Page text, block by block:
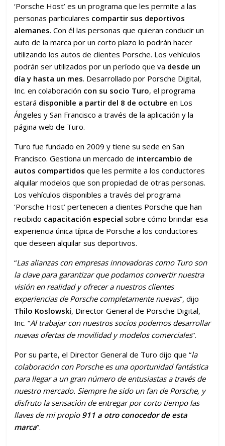
‘Porsche Host’ es un programa que les permite a las
personas particulares compartir sus deportivos
alemanes. Con él las personas que quieran conducir un
auto de la marca por un corto plazo lo podrán hacer
utilizando los autos de clientes Porsche. Los vehículos
podrán ser utilizados por un período que va desde un
día y hasta un mes. Desarrollado por Porsche Digital,
Inc. en colaboración con su socio Turo, el programa
estará disponible a partir del 8 de octubre en Los
Ángeles y San Francisco a través de la aplicación y la
página web de Turo.
Turo fue fundado en 2009 y tiene su sede en San
Francisco. Gestiona un mercado de intercambio de
autos compartidos que les permite a los conductores
alquilar modelos que son propiedad de otras personas.
Los vehículos disponibles a través del programa
‘Porsche Host’ pertenecen a clientes Porsche que han
recibido capacitación especial sobre cómo brindar esa
experiencia única típica de Porsche a los conductores
que deseen alquilar sus deportivos.
“Las alianzas con empresas innovadoras como Turo son
la clave para garantizar que podamos convertir nuestra
visión en realidad y ofrecer a nuestros clientes
experiencias de Porsche completamente nuevas”, dijo
Thilo Koslowski, Director General de Porsche Digital,
Inc. “Al trabajar con nuestros socios podemos desarrollar
nuevas ofertas de movilidad y modelos comerciales”.
Por su parte, el Director General de Turo dijo que “la
colaboración con Porsche es una oportunidad fantástica
para llegar a un gran número de entusiastas a través de
nuestro mercado. Siempre he sido un fan de Porsche, y
disfruto la sensación de entregar por corto tiempo las
llaves de mi propio 911 a otro conocedor de esta
marca”.